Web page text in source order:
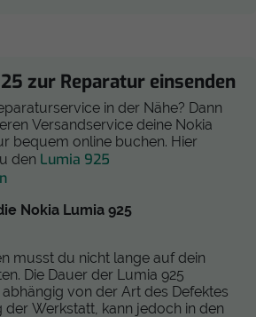
zur Reparatur einsenden
in der Nähe? Dann
Versandservice deine Nokia
bequem online buchen. Hier
den Lumia 925
Nokia Lumia 925
musst du nicht lange auf dein
Die Dauer der Lumia 925
von der Art des Defektes
Werkstatt, kann jedoch in den